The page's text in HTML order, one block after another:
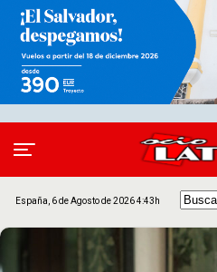
España, 6 de Agosto de 2026 4:43h